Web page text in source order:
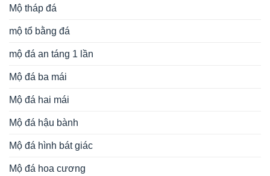
Mộ tháp đá
mộ tổ bằng đá
mộ đá an táng 1 lần
Mộ đá ba mái
Mộ đá hai mái
Mộ đá hậu bành
Mộ đá hình bát giác
Mộ đá hoa cương